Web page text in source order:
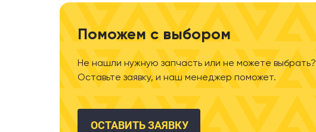
Поможем с выбором
Не нашли нужную запчасть или не можете выбрать?
Оставьте заявку, и наш менеджер поможет.
ОСТАВИТЬ ЗАЯВКУ